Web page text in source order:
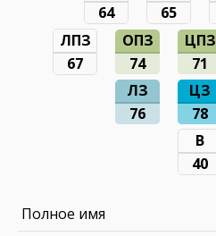
64
65
ЛПЗ
67
ОПЗ
74
ЦПЗ
71
ЛЗ
76
ЦЗ
78
В
40
Полное имя